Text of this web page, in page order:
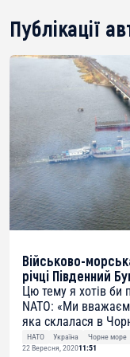
Публікації
Військово-
річці Південний
Цю тему я хотів би
NATO: «Ми
яка склалася в
НАТО Україна
Чорне море
22 Вересня, 202011:51